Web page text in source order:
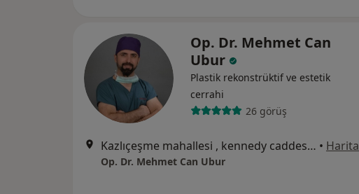
Op. Dr. Mehmet Can
Ubur
Plastik rekonstrüktif ve estetik
cerrahi
26 görüş
Kazlıçeşme mahallesi , kennedy caddesi Ottomare suites kat:5 no:102, İstanbul • Harita
Op. Dr. Mehmet Can Ubur